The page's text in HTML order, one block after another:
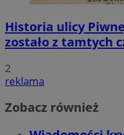
Historia ulicy
zostało z tamtych
2
reklama
Zobacz również